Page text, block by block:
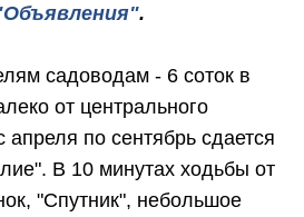
.
садоводам - 6 соток в
от центрального
апреля по сентябрь сдается
В 10 минутах ходьбы от
"Спутник", небольшое